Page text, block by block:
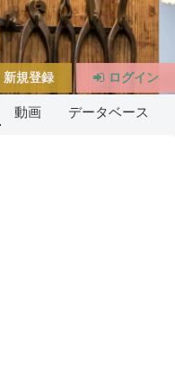
動画 データベース
新規登録 ログイン